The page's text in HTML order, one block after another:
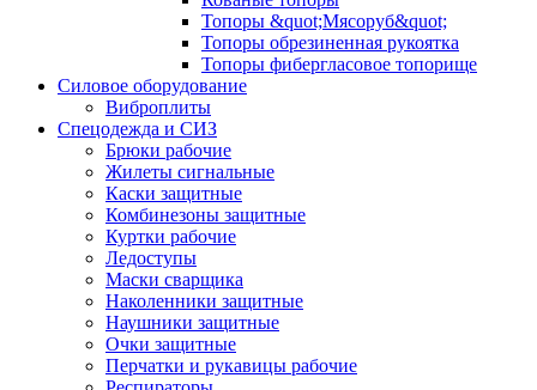
Топоры &quot;Мясоруб&quot;
Топоры обрезиненная рукоятка
Топоры фибергласовое топорище
Силовое оборудование
Виброплиты
Спецодежда и СИЗ
Брюки рабочие
Жилеты сигнальные
Каски защитные
Комбинезоны защитные
Куртки рабочие
Ледоступы
Маски сварщика
Наколенники защитные
Наушники защитные
Очки защитные
Перчатки и рукавицы рабочие